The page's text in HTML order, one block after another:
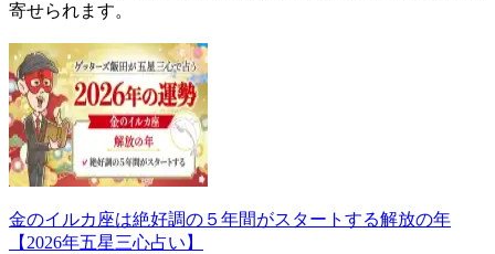
寄せられます。
▼詳しくはこちら
金のイルカ座は絶好調の５年間がスタートする解放の年
【2026年五星三心占い】